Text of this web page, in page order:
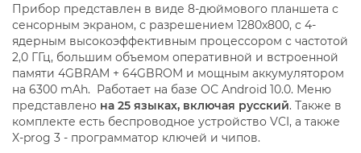
Прибор представлен в виде 8-дюймового планшета с
сенсорным экраном, с разрешением 1280x800, с 4-
ядерным высокоэффективным процессором с частотой
2,0 ГГц, большим объемом оперативной и встроенной
памяти 4GBRAM + 64GBROM и мощным аккумулятором
на 6300 mAh. Работает на базе ОС Android 10.0. Меню
представлено на 25 языках, включая русский. Также в
комплекте есть беспроводное устройство VCI, а также
X-prog 3 - программатор ключей и чипов.